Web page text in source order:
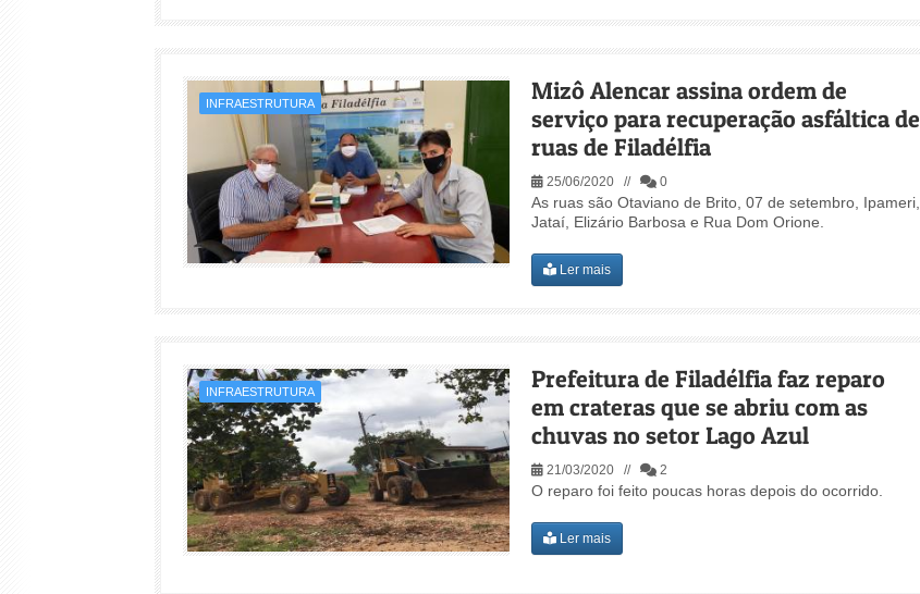
INFRAESTRUTURA
Mizô Alencar assina ordem de
serviço para recuperação asfáltica de
ruas de Filadélfia
25/06/2020 // 0
As ruas são Otaviano de Brito, 07 de setembro, Ipameri,
Jataí, Elizário Barbosa e Rua Dom Orione.
Ler mais
INFRAESTRUTURA
Prefeitura de Filadélfia faz reparo
em crateras que se abriu com as
chuvas no setor Lago Azul
21/03/2020 // 2
O reparo foi feito poucas horas depois do ocorrido.
Ler mais